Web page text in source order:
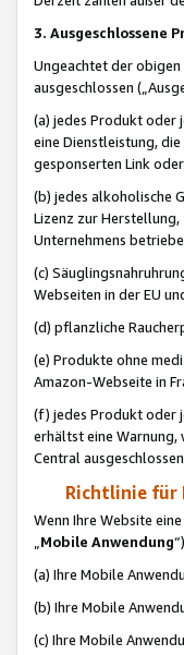
3. Ausgeschlossene
Ungeachtet der
ausgeschlossen
(a) jedes Produkt oder
eine Dienstleistung,
gesponserten Link
(b) jedes alkoholische
Lizenz zur
Unternehmens
(c)
Webseiten in der EU
(d) pflanzliche
(e) Produkte ohne
Amazon-Webseite in
(f) jedes Produkt oder
erhältst eine Warnung,
Central
Richtlinie für
Wenn Ihre Website
„Mobile Anwendung
(a) Ihre Mobile
(b) Ihre Mobile
(c) Ihre Mobile